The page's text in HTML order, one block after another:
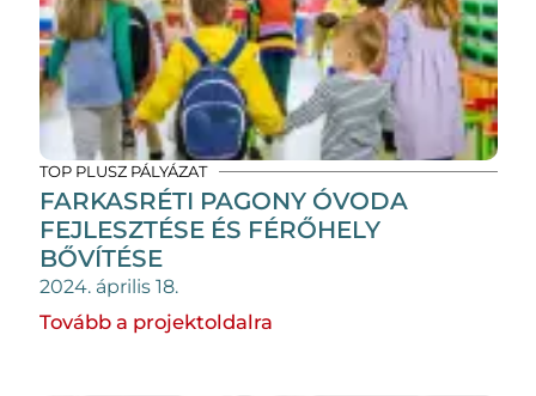
TOP PLUSZ PÁLYÁZAT
FARKASRÉTI PAGONY ÓVODA
FEJLESZTÉSE ÉS FÉRŐHELY
BŐVÍTÉSE
2024. április 18.
Tovább a projektoldalra